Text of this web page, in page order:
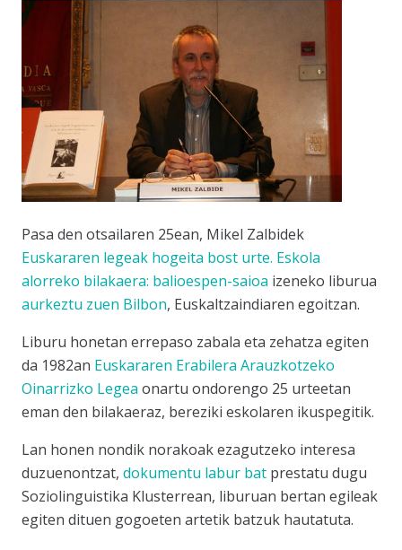
Pasa den otsailaren 25ean, Mikel Zalbidek
Euskararen legeak hogeita bost urte. Eskola
alorreko bilakaera: balioespen-saioa izeneko liburua
aurkeztu zuen Bilbon, Euskaltzaindiaren egoitzan.
Liburu honetan errepaso zabala eta zehatza egiten
da 1982an Euskararen Erabilera Arauzkotzeko
Oinarrizko Legea onartu ondorengo 25 urteetan
eman den bilakaeraz, bereziki eskolaren ikuspegitik.
Lan honen nondik norakoak ezagutzeko interesa
duzuenontzat, dokumentu labur bat prestatu dugu
Soziolinguistika Klusterrean, liburuan bertan egileak
egiten dituen gogoeten artetik batzuk hautatuta.